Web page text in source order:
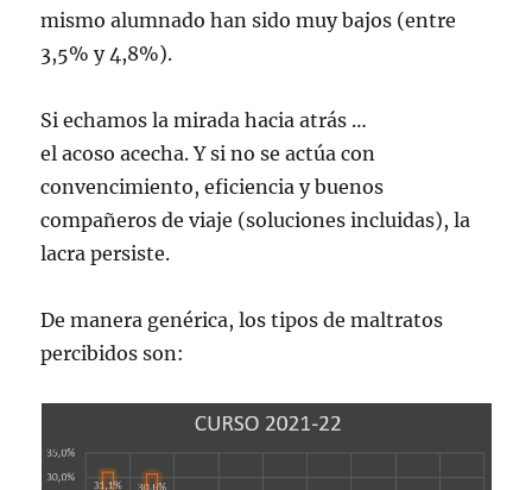
mismo alumnado han sido muy bajos (entre
3,5% y 4,8%).
Si echamos la mirada hacia atrás …
el acoso acecha. Y si no se actúa con
convencimiento, eficiencia y buenos
compañeros de viaje (soluciones incluidas), la
lacra persiste.
De manera genérica, los tipos de maltratos
percibidos son: